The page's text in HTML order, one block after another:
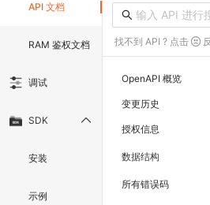
API 文档
RAM 鉴权文档
调试
SDK
安装
示例
找不到 API ? 点击
OpenAPI 概览
变更历史
授权信息
数据结构
所有错误码